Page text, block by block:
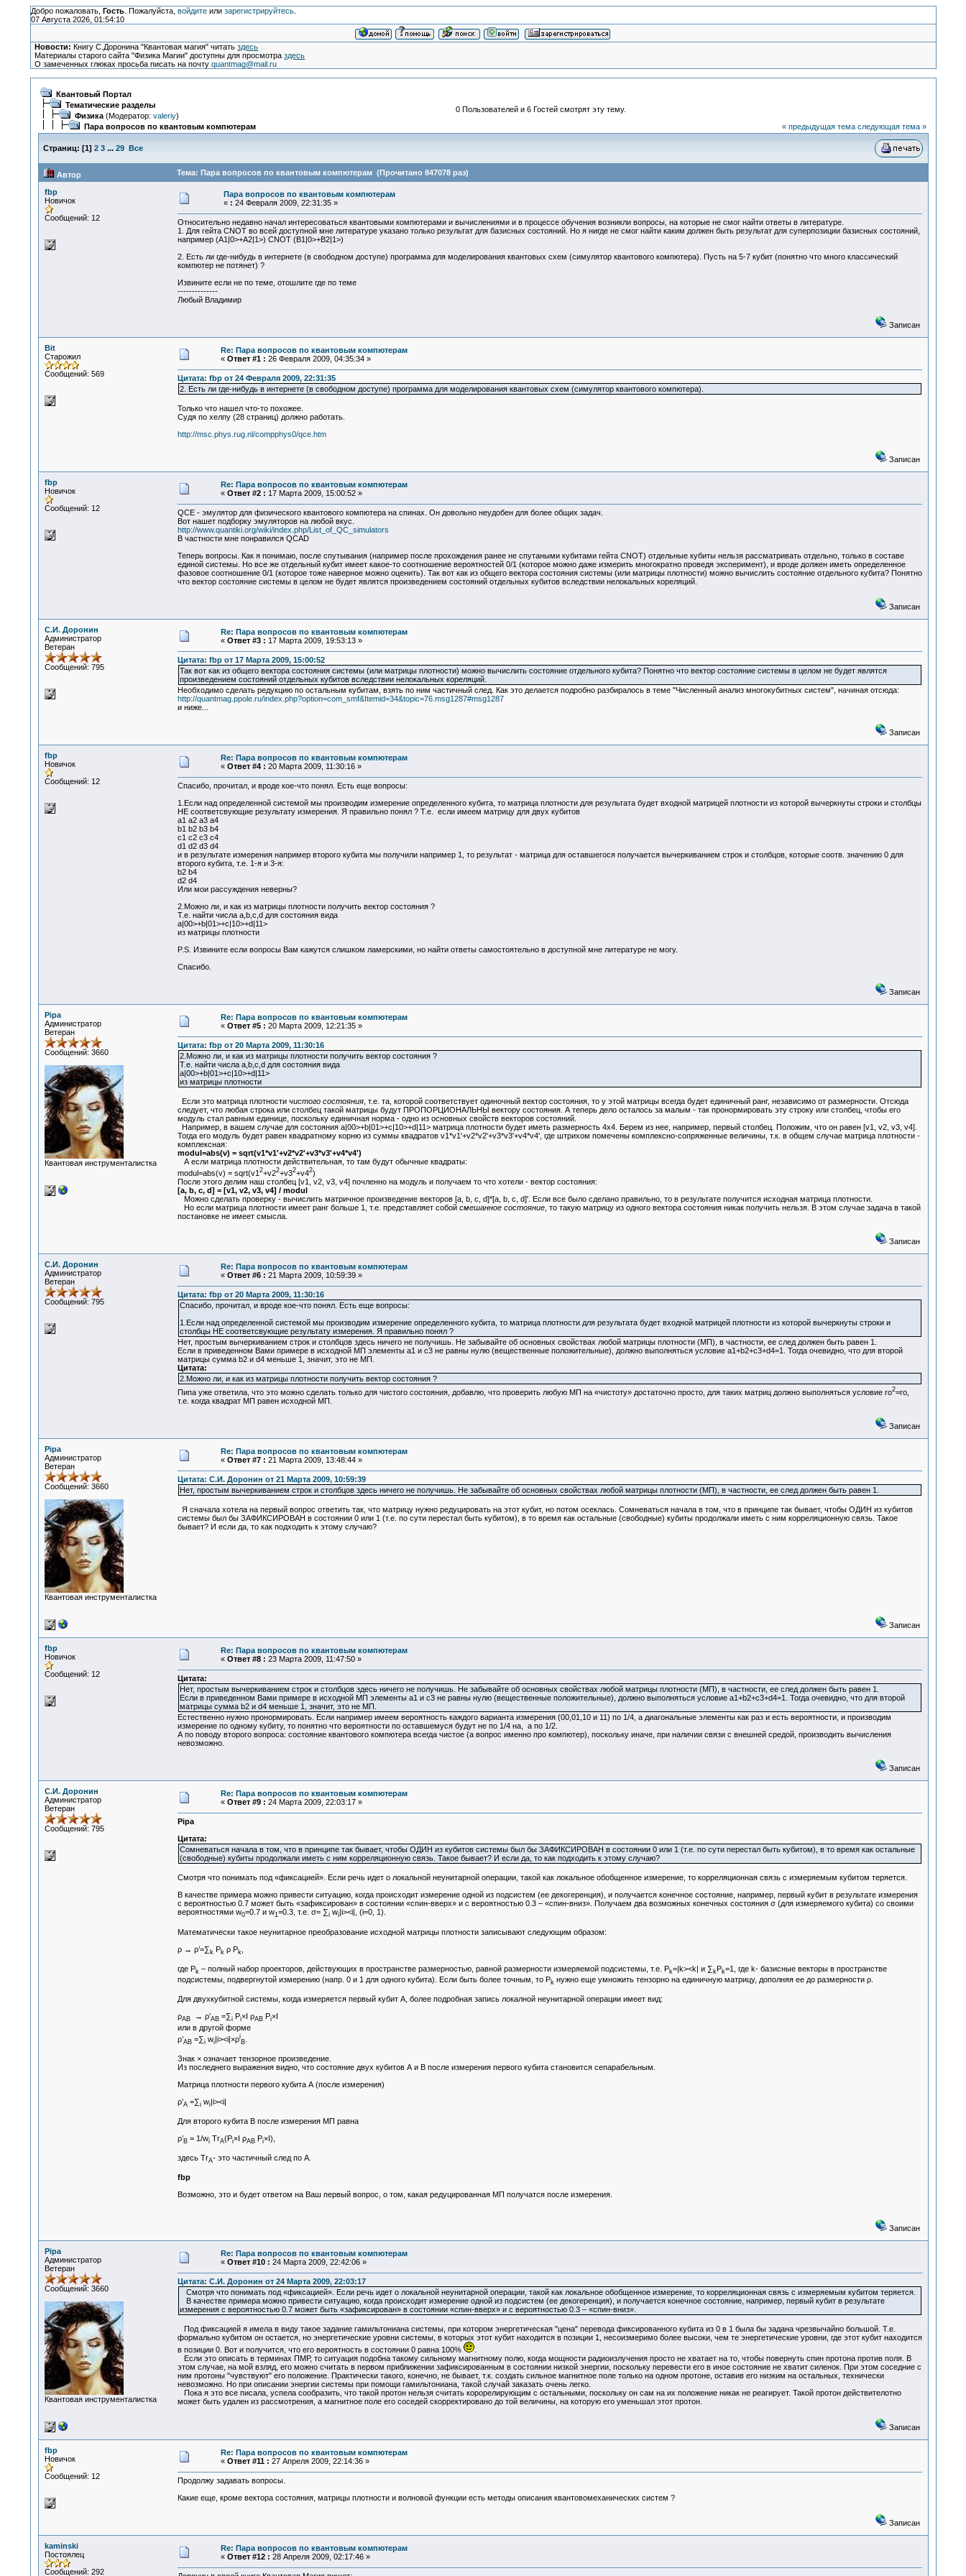
Добро пожаловать, Гость. Пожалуйста, войдитеили зарегистрируйтесь.
07 Августа 2026, 01:54:10
Новости: Книгу С.Доронина "Квантовая магия" читатьздесь
Материалы старого сайта "Физика Магии" доступны для просмотраздесь
О замеченных глюках просьба писать на почтуquantmag@mail.ru
Квантовый Портал
Тематические разделы
Физика(Модератор: valeriy)
Пара вопросов по квантовым компютерам
0 Пользователей и 6 Гостей смотрят эту тему.
« предыдущая тема следующая тема »
Страниц: [1] 2 3 ... 29 Все
Автор Тема: Пара вопросов по квантовым компютерам (Прочитано 847078 раз)
fbp
Новичок
Сообщений: 12
Пара вопросов по квантовым компютерам
« : 24 Февраля 2009, 22:31:35 »
Относительно недавно начал интересоваться квантовыми компютерами и вычислениями и в процессе обучения возникли вопросы, на которые не смог найти ответы в литературе.
1. Для гейта CNOT во всей доступной мне литературе указано только результат для базисных состояний. Но я нигде не смог найти каким должен быть результат для суперпозиции базисных состояний,
например (А1|0>+A2|1>) CNOT (B1|0>+B2|1>)
2. Есть ли где-нибудь в интернете (в свободном доступе) программа для моделирования квантовых схем (симулятор квантового компютера). Пусть на 5-7 кубит (понятно что много классический
компютер не потянет) ?
Извините если не по теме, отошлите где по теме
--------------
Любый Владимир
Записан
Bit
Старожил
Сообщений: 569
Re: Пара вопросов по квантовым компютерам
« Ответ #1 : 26 Февраля 2009, 04:35:34 »
Цитата: fbp от 24 Февраля 2009, 22:31:35
2. Есть ли где-нибудь в интернете (в свободном доступе) программа для моделирования квантовых схем (симулятор квантового компютера).
Только что нашел что-то похожее.
Судя по хелпу (28 страниц) должно работать.
http://msc.phys.rug.nl/compphys0/qce.htm
Записан
fbp
Новичок
Сообщений: 12
Re: Пара вопросов по квантовым компютерам
« Ответ #2 : 17 Марта 2009, 15:00:52 »
QCE - эмулятор для физического квантового компютера на спинах. Он довольно неудобен для более общих задач.
Вот нашет подборку эмуляторов на любой вкус.
http://www.quantiki.org/wiki/index.php/List_of_QC_simulators
В частности мне понравился QCAD
Теперь вопросы. Как я понимаю, после спутывания (например после прохождения ранее не спутаными кубитами гейта CNOT) отдельные кубиты нельзя рассматривать отдельно, только в составе
единой системы. Но все же отдельный кубит имеет какое-то соотношение вероятностей 0/1 (которое можно даже измерить многократно проведя эксперимент), и вроде должен иметь определенное
фазовое соотношение 0/1 (которое тоже наверное можно оценить). Так вот как из общего вектора состояния системы (или матрицы плотности) можно вычислить состояние отдельного кубита? Понятно
что вектор состояние системы в целом не будет являтся произведением состояний отдельных кубитов вследствии нелокальных кореляций.
Записан
С.И. Доронин
Администратор
Ветеран
Сообщений: 795
Re: Пара вопросов по квантовым компютерам
« Ответ #3 : 17 Марта 2009, 19:53:13 »
Цитата: fbp от 17 Марта 2009, 15:00:52
Так вот как из общего вектора состояния системы (или матрицы плотности) можно вычислить состояние отдельного кубита? Понятно что вектор состояние системы в целом не будет являтся
произведением состояний отдельных кубитов вследствии нелокальных кореляций.
Необходимо сделать редукцию по остальным кубитам, взять по ним частичный след. Как это делается подробно разбиралось в теме "Численный анализ многокубитных систем", начиная отсюда:
http://quantmag.ppole.ru/index.php?option=com_smf&Itemid=34&topic=76.msg1287#msg1287
и ниже...
Записан
fbp
Новичок
Сообщений: 12
Re: Пара вопросов по квантовым компютерам
« Ответ #4 : 20 Марта 2009, 11:30:16 »
Спасибо, прочитал, и вроде кое-что понял. Есть еще вопросы:
1.Если над определенной системой мы производим измерение определенного кубита, то матрица плотности для результата будет входной матрицей плотности из которой вычеркнуты строки и столбцы
НЕ соответсвующие результату измерения. Я правильно понял ? Т.е. если имеем матрицу для двух кубитов
a1 a2 a3 a4
b1 b2 b3 b4
c1 c2 c3 c4
d1 d2 d3 d4
и в результате измерения например второго кубита мы получили например 1, то результат - матрица для оставшегося получается вычеркиванием строк и столбцов, которые соотв. значению 0 для
второго кубита, т.е. 1-я и 3-я:
b2 b4
d2 d4
Или мои рассуждения неверны?
2.Можно ли, и как из матрицы плотности получить вектор состояния ?
Т.е. найти числа a,b,c,d для состояния вида
a|00>+b|01>+c|10>+d|11>
из матрицы плотности
P.S. Извините если вопросы Вам кажутся слишком ламерскими, но найти ответы самостоятельно в доступной мне литературе не могу.
Спасибо.
Записан
Pipa
Администратор
Ветеран
Сообщений: 3660
Квантовая инструменталистка
Re: Пара вопросов по квантовым компютерам
« Ответ #5 : 20 Марта 2009, 12:21:35 »
Цитата: fbp от 20 Марта 2009, 11:30:16
2.Можно ли, и как из матрицы плотности получить вектор состояния ?
Т.е. найти числа a,b,c,d для состояния вида
a|00>+b|01>+c|10>+d|11>
из матрицы плотности
Если это матрица плотности чистого состояния, т.е. та, которой соответствует одиночный вектор состояния, то у этой матрицы всегда будет единичный ранг, независимо от размерности. Отсюда
следует, что любая строка или столбец такой матрицы будут ПРОПОРЦИОНАЛЬНЫ вектору состояния. А теперь дело осталось за малым - так пронормировать эту строку или столбец, чтобы его
модуль стал равным единице, поскольку единичная норма - одно из основных свойств векторов состояний.
Например, в вашем случае для состояния a|00>+b|01>+c|10>+d|11> матрица плотности будет иметь размерность 4х4. Берем из нее, например, первый столбец. Положим, что он равен [v1, v2, v3, v4].
Тогда его модуль будет равен квадратному корню из суммы квадратов v1*v1'+v2*v2'+v3*v3'+v4*v4', где штрихом помечены комплексно-сопряженные величины, т.к. в общем случае матрица плотности -
комплексная:
modul=abs(v) = sqrt(v1*v1'+v2*v2'+v3*v3'+v4*v4')
А если матрица плотности действительная, то там будут обычные квадраты:
modul=abs(v) = sqrt(v12+v22+v32+v42)
После этого делим наш столбец [v1, v2, v3, v4] почленно на модуль и получаем то что хотели - вектор состояния:
[a, b, c, d] = [v1, v2, v3, v4] / modul
Можно сделать проверку - вычислить матричное произведение векторов [a, b, c, d]*[a, b, c, d]'. Если все было сделано правильно, то в результате получится исходная матрица плотности.
Но если матрица плотности имеет ранг больше 1, т.е. представляет собой смешанное состояние, то такую матрицу из одного вектора состояния никак получить нельзя. В этом случае задача в такой
постановке не имеет смысла.
Записан
С.И. Доронин
Администратор
Ветеран
Сообщений: 795
Re: Пара вопросов по квантовым компютерам
« Ответ #6 : 21 Марта 2009, 10:59:39 »
Цитата: fbp от 20 Марта 2009, 11:30:16
Спасибо, прочитал, и вроде кое-что понял. Есть еще вопросы:
1.Если над определенной системой мы производим измерение определенного кубита, то матрица плотности для результата будет входной матрицей плотности из которой вычеркнуты строки и
столбцы НЕ соответсвующие результату измерения. Я правильно понял ?
Нет, простым вычеркиванием строк и столбцов здесь ничего не получишь. Не забывайте об основных свойствах любой матрицы плотности (МП), в частности, ее след должен быть равен 1.
Если в приведенном Вами примере в исходной МП элементы а1 и с3 не равны нулю (вещественные положительные), должно выполняться условие а1+b2+с3+d4=1. Тогда очевидно, что для второй
матрицы сумма b2 и d4 меньше 1, значит, это не МП.
Цитата:
2.Можно ли, и как из матрицы плотности получить вектор состояния ?
Пипа уже ответила, что это можно сделать только для чистого состояния, добавлю, что проверить любую МП на «чистоту» достаточно просто, для таких матриц должно выполняться условие ro2=ro,
т.е. когда квадрат МП равен исходной МП.
Записан
Pipa
Администратор
Ветеран
Сообщений: 3660
Квантовая инструменталистка
Re: Пара вопросов по квантовым компютерам
« Ответ #7 : 21 Марта 2009, 13:48:44 »
Цитата: С.И. Доронин от 21 Марта 2009, 10:59:39
Нет, простым вычеркиванием строк и столбцов здесь ничего не получишь. Не забывайте об основных свойствах любой матрицы плотности (МП), в частности, ее след должен быть равен 1.
Я сначала хотела на первый вопрос ответить так, что матрицу нужно редуцировать на этот кубит, но потом осеклась. Сомневаться начала в том, что в принципе так бывает, чтобы ОДИН из кубитов
системы был бы ЗАФИКСИРОВАН в состоянии 0 или 1 (т.е. по сути перестал быть кубитом), в то время как остальные (свободные) кубиты продолжали иметь с ним корреляционную связь. Такое
бывает? И если да, то как подходить к этому случаю?
Записан
fbp
Новичок
Сообщений: 12
Re: Пара вопросов по квантовым компютерам
« Ответ #8 : 23 Марта 2009, 11:47:50 »
Цитата:
Нет, простым вычеркиванием строк и столбцов здесь ничего не получишь. Не забывайте об основных свойствах любой матрицы плотности (МП), в частности, ее след должен быть равен 1.
Если в приведенном Вами примере в исходной МП элементы а1 и с3 не равны нулю (вещественные положительные), должно выполняться условие а1+b2+с3+d4=1. Тогда очевидно, что для второй
матрицы сумма b2 и d4 меньше 1, значит, это не МП.
Естественно нужно пронормировать. Если например имеем вероятность каждого варианта измерения (00,01,10 и 11) по 1/4, а диагональные элементы как раз и есть вероятности, и производим
измерение по одному кубиту, то понятно что вероятности по оставшемуся будут не по 1/4 на, а по 1/2.
А по поводу второго вопроса: состояние квантового компютера всегда чистое (а вопрос именно про компютер), поскольку иначе, при наличии связи с внешней средой, производить вычисления
невозможно.
Записан
С.И. Доронин
Администратор
Ветеран
Сообщений: 795
Re: Пара вопросов по квантовым компютерам
« Ответ #9 : 24 Марта 2009, 22:03:17 »
Pipa
Цитата:
Сомневаться начала в том, что в принципе так бывает, чтобы ОДИН из кубитов системы был бы ЗАФИКСИРОВАН в состоянии 0 или 1 (т.е. по сути перестал быть кубитом), в то время как остальные
(свободные) кубиты продолжали иметь с ним корреляционную связь. Такое бывает? И если да, то как подходить к этому случаю?
Смотря что понимать под «фиксацией». Если речь идет о локальной неунитарной операции, такой как локальное обобщенное измерение, то корреляционная связь с измеряемым кубитом теряется.
В качестве примера можно привести ситуацию, когда происходит измерение одной из подсистем (ее декогеренция), и получается конечное состояние, например, первый кубит в результате измерения
с вероятностью 0.7 может быть «зафиксирован» в состоянии «спин-вверх» и с вероятностью 0.3 – «спин-вниз». Получаем два возможных конечных состояния σ (для измеряемого кубита) со своими
вероятностями w0=0.7 и w1=0.3, т.е. σ= ∑iwi|i><i|, (i=0, 1).
Математически такое неунитарное преобразование исходной матрицы плотности записывают следующим образом:
ρ → ρ’=∑k Pk ρ Pk
где Pk – полный набор проекторов, действующих в пространстве размерностью, равной размерности измеряемой подсистемы, т.е. Pk=|k><k| и ∑kPk=1, где k- базисные векторы в пространстве
подсистемы, подвергнутой измерению (напр. 0 и 1 для одного кубита). Если быть более точным, то Pk нужно еще умножить тензорно на единичную матрицу, дополняя ее до размерности ρ.
Для двухкубитной системы, когда измеряется первый кубит А, более подробная запись локалной неунитарной операции имеет вид:
ρАВ→ ρ’АВ=∑iPi×I ρАВPi×I
или в другой форме
ρ’АВ=∑iwi|i><i|×ρi
B.
Знак × означает тензорное произведение.
Из последнего выражения видно, что состояние двух кубитов А и В после измерения первого кубита становится сепарабельным.
Матрица плотности первого кубита А (после измерения)
ρ’А =∑iwi|i><i|
Для второго кубита В после измерения МП равна
ρ’В= 1/wiTrA(Pi×I ρАВPi×I),
здесь TrA- это частичный след по А.
fbp
Возможно, это и будет ответом на Ваш первый вопрос, о том, какая редуцированная МП получатся после измерения.
Записан
Pipa
Администратор
Ветеран
Сообщений: 3660
Квантовая инструменталистка
Re: Пара вопросов по квантовым компютерам
« Ответ #10 : 24 Марта 2009, 22:42:06 »
Цитата: С.И. Доронин от 24 Марта 2009, 22:03:17
Смотря что понимать под «фиксацией». Если речь идет о локальной неунитарной операции, такой как локальное обобщенное измерение, то корреляционная связь с измеряемым кубитом теряется.
В качестве примера можно привести ситуацию, когда происходит измерение одной из подсистем (ее декогеренция), и получается конечное состояние, например, первый кубит в результате
измерения с вероятностью 0.7 может быть «зафиксирован» в состоянии «спин-вверх» и с вероятностью 0.3 – «спин-вниз».
Под фиксацией я имела в виду такое задание гамильтониана системы, при котором энергетическая "цена" перевода фиксированного кубита из 0 в 1 была бы задана чрезвычайно большой. Т.е.
формально кубитом он остается, но энергетические уровни системы, в которых этот кубит находится в позиции 1, несоизмеримо более высоки, чем те энергетические уровни, где этот кубит находится
в позиции 0. Вот и получится, что его вероятность в состоянии 0 равна 100%
.
Если это описать в терминах ПМР, то ситуация подобна такому сильному магнитному полю, когда мощности радиоизлучения просто не хватает на то, чтобы повернуть спин протона против поля. В
этом случае, на мой взляд, его можно считать в первом приближении зафиксированным в состоянии низкой энергии, поскольку перевести его в иное состояние не хватит силенок. При этом соседние с
ним протоны "чувствуют" его положение. Практически такого, конечно, не бывает, т.к. создать сильное магнитное поле только на одном протоне, оставив его низким на остальных, технически
невозможно. Но при описании энергии системы при помощи гамильтониана, такой случай заказать очень легко.
Пока я это все писала, успела сообразить, что такой протон нельзя считать корорелирующим с остальными, поскольку он сам на их положение никак не реагирует. Такой протон действителотно
может быть удален из рассмотрения, а магнитное поле его соседей скорректировано до той величины, на которую его уменьшал этот протон.
Записан
fbp
Новичок
Сообщений: 12
Re: Пара вопросов по квантовым компютерам
« Ответ #11 : 27 Апреля 2009, 22:14:36 »
Продолжу задавать вопросы.
Какие еще, кроме вектора состояния, матрицы плотности и волновой функции есть методы описания квантовомеханических систем ?
Записан
kaminski
Постоялец
Сообщений: 292
Re: Пара вопросов по квантовым компютерам
« Ответ #12 : 28 Апреля 2009, 02:17:46 »